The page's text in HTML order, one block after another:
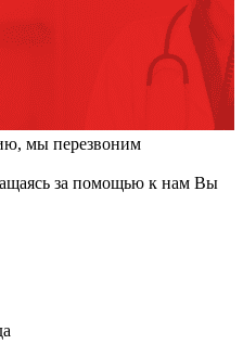
мы перезвоним
за помощью к нам Вы